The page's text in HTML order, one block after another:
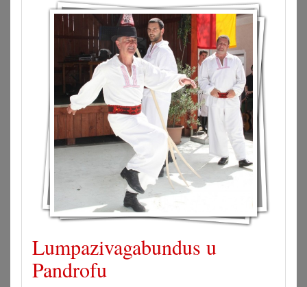
Lumpazivagabundus u
Pandrofu